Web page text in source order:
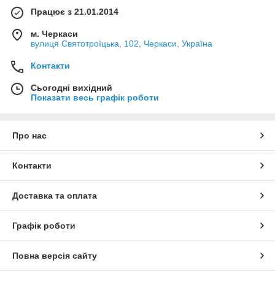
Працює з 21.01.2014
м. Черкаси
вулиця Святотроїцька, 102, Черкаси, Україна
Контакти
Сьогодні вихідний
Показати весь графік роботи
Про нас
Контакти
Доставка та оплата
Графік роботи
Повна версія сайту